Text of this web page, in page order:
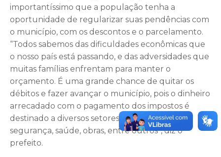
importantíssimo que a população tenha a
oportunidade de regularizar suas pendências com
o município, com os descontos e o parcelamento.
“Todos sabemos das dificuldades econômicas que
o nosso país está passando, e das adversidades que
muitas famílias enfrentam para manter o
orçamento. É uma grande chance de quitar os
débitos e fazer avançar o município, pois o dinheiro
arrecadado com o pagamento dos impostos é
destinado a diversos setores como educação,
segurança, saúde, obras, entre outros”, diz o
prefeito.